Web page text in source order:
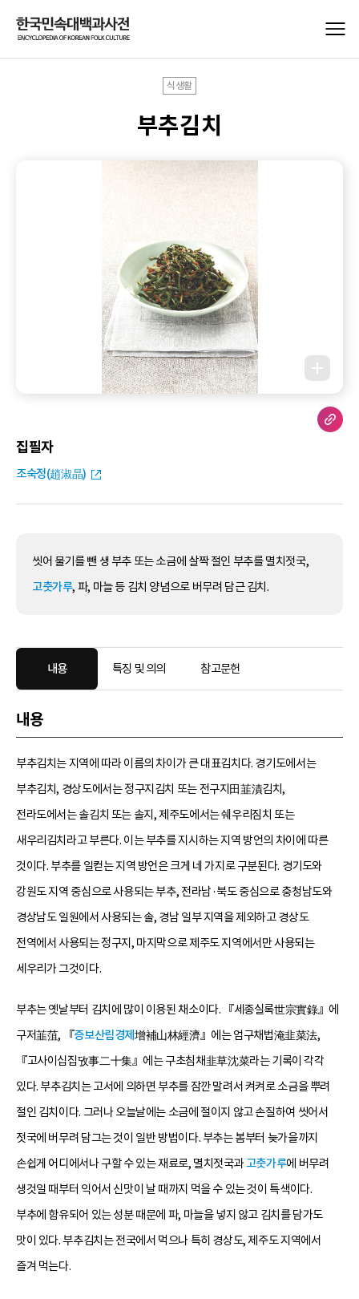
식생활
부추김치
집필자
조숙정(趙淑晶)
씻어 물기를 뺀 생 부추 또는 소금에 살짝 절인 부추를 멸치젓국,
고춧가루, 파, 마늘 등 김치 양념으로 버무려 담근 김치.
내용 특징 및 의의 참고문헌
내용
부추김치는 지역에 따라 이름의 차이가 큰 대표김치다. 경기도에서는
부추김치, 경상도에서는 정구지김치 또는 전구지田韮漬김치,
전라도에서는 솔김치 또는 솔지, 제주도에서는 쉐우리짐치 또는
새우리김치라고 부른다. 이는 부추를 지시하는 지역 방언의 차이에 따른
것이다. 부추를 일컫는 지역 방언은 크게 네 가지로 구분된다. 경기도와
강원도 지역 중심으로 사용되는 부추, 전라남·북도 중심으로 충청남도와
경상남도 일원에서 사용되는 솔, 경남 일부 지역을 제외하고 경상도
전역에서 사용되는 정구지, 마지막으로 제주도 지역에서만 사용되는
세우리가 그것이다.
부추는 옛날부터 김치에 많이 이용된 채소이다. 『세종실록世宗實錄』에
구저韮菹, 『증보산림경제增補山林經濟』에는 엄구채법淹韭菜法,
『고사이십집攷事二十集』에는 구초침채韭草沈菜라는 기록이 각각
있다. 부추김치는 고서에 의하면 부추를 잠깐 말려서 켜켜로 소금을 뿌려
절인 김치이다. 그러나 오늘날에는 소금에 절이지 않고 손질하여 씻어서
젓국에 버무려 담그는 것이 일반 방법이다. 부추는 봄부터 늦가을까지
손쉽게 어디에서나 구할 수 있는 재료로, 멸치젓국과고춧가루에 버무려
생것일 때부터 익어서 신맛이 날 때까지 먹을 수 있는 것이 특색이다.
부추에 함유되어 있는 성분 때문에 파, 마늘을 넣지 않고 김치를 담가도
맛이 있다. 부추김치는 전국에서 먹으나 특히 경상도, 제주도 지역에서
즐겨 먹는다.